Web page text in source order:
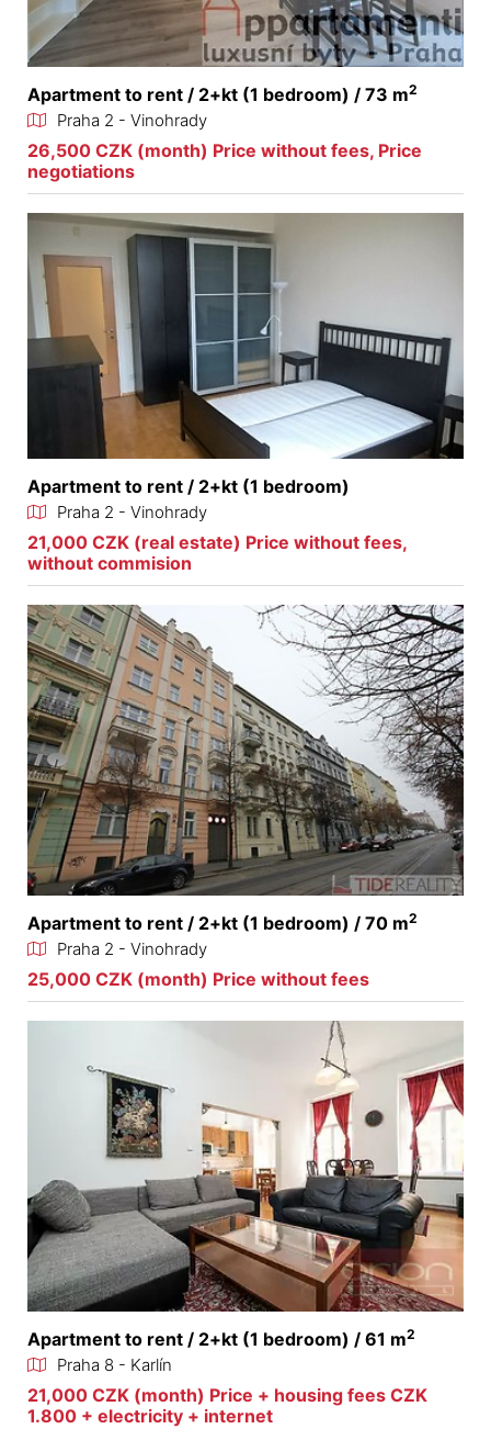
Apartment to rent / 2+kt (1 bedroom) / 73 m2
Praha 2 - Vinohrady
26,500 CZK (month) Price without fees, Price
negotiations
Apartment to rent / 2+kt (1 bedroom)
Praha 2 - Vinohrady
21,000 CZK (real estate) Price without fees,
without commision
Apartment to rent / 2+kt (1 bedroom) / 70 m2
Praha 2 - Vinohrady
25,000 CZK (month) Price without fees
Apartment to rent / 2+kt (1 bedroom) / 61 m2
Praha 8 - Karlín
21,000 CZK (month) Price + housing fees CZK
1.800 + electricity + internet